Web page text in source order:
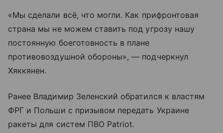
«Мы сделали всё, что могли. Как прифронтовая
страна мы не можем ставить под угрозу нашу
постоянную боеготовность в плане
противовоздушной обороны», — подчеркнул
Хяккянен.
Ранее Владимир Зеленский обратился к властям
ФРГ и Польши с призывом передать Украине
ракеты для систем ПВО Patriot.